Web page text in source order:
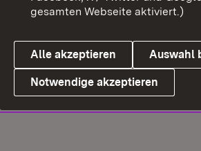
gesamten Webseite aktiviert.)
Alle akzeptieren Auswahl
Notwendige akzeptieren